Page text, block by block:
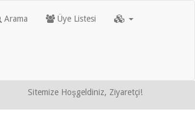
Arama Üye Listesi
Sitemize Hoşgeldiniz, Ziyaretçi!